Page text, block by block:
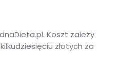
Koszt zależy
złotych za